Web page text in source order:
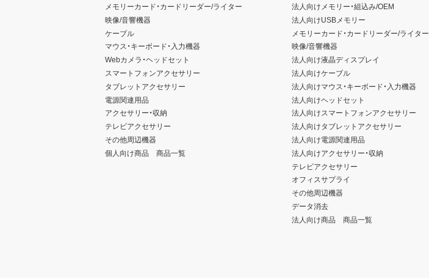
メモリーカード・カードリーダー/ライター
映像/音響機器
ケーブル
マウス・キーボード・入力機器
Webカメラ・ヘッドセット
スマートフォンアクセサリー
タブレットアクセサリー
電源関連用品
アクセサリー・収納
テレビアクセサリー
その他周辺機器
個人向け商品 商品一覧
法人向けメモリー・組込み/OEM
法人向けUSBメモリー
メモリーカード・カードリーダー/ライター
映像/音響機器
法人向け液晶ディスプレイ
法人向けケーブル
法人向けマウス・キーボード・入力機器
法人向けヘッドセット
法人向けスマートフォンアクセサリー
法人向けタブレットアクセサリー
法人向け電源関連用品
法人向けアクセサリー・収納
テレビアクセサリー
オフィスサプライ
その他周辺機器
データ消去
法人向け商品 商品一覧